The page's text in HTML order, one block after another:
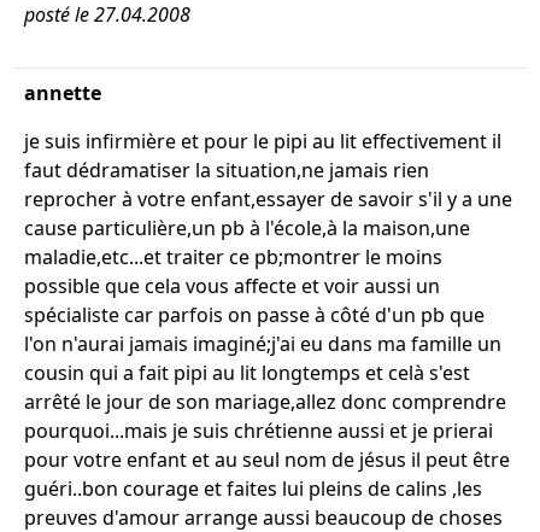
posté le 27.04.2008
annette
je suis infirmière et pour le pipi au lit effectivement il
faut dédramatiser la situation,ne jamais rien
reprocher à votre enfant,essayer de savoir s'il y a une
cause particulière,un pb à l'école,à la maison,une
maladie,etc...et traiter ce pb;montrer le moins
possible que cela vous affecte et voir aussi un
spécialiste car parfois on passe à côté d'un pb que
l'on n'aurai jamais imaginé;j'ai eu dans ma famille un
cousin qui a fait pipi au lit longtemps et celà s'est
arrêté le jour de son mariage,allez donc comprendre
pourquoi...mais je suis chrétienne aussi et je prierai
pour votre enfant et au seul nom de jésus il peut être
guéri..bon courage et faites lui pleins de calins ,les
preuves d'amour arrange aussi beaucoup de choses